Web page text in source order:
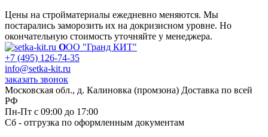
Цены на стройматериалы ежедневно меняются. Мы
постарались заморозить их на докризисном уровне. Но
окончательную стоимость уточняйте у менеджера.
ООО "Гранд КИТ"
+7 (495) 126-74-35
info@setka-kit.ru
заказать звонок
Московская обл., д. Калиновка (промзона) Доставка по всей
РФ
Пн-Пт с 09:00 до 17:00
Сб - отгрузка по оформленным документам